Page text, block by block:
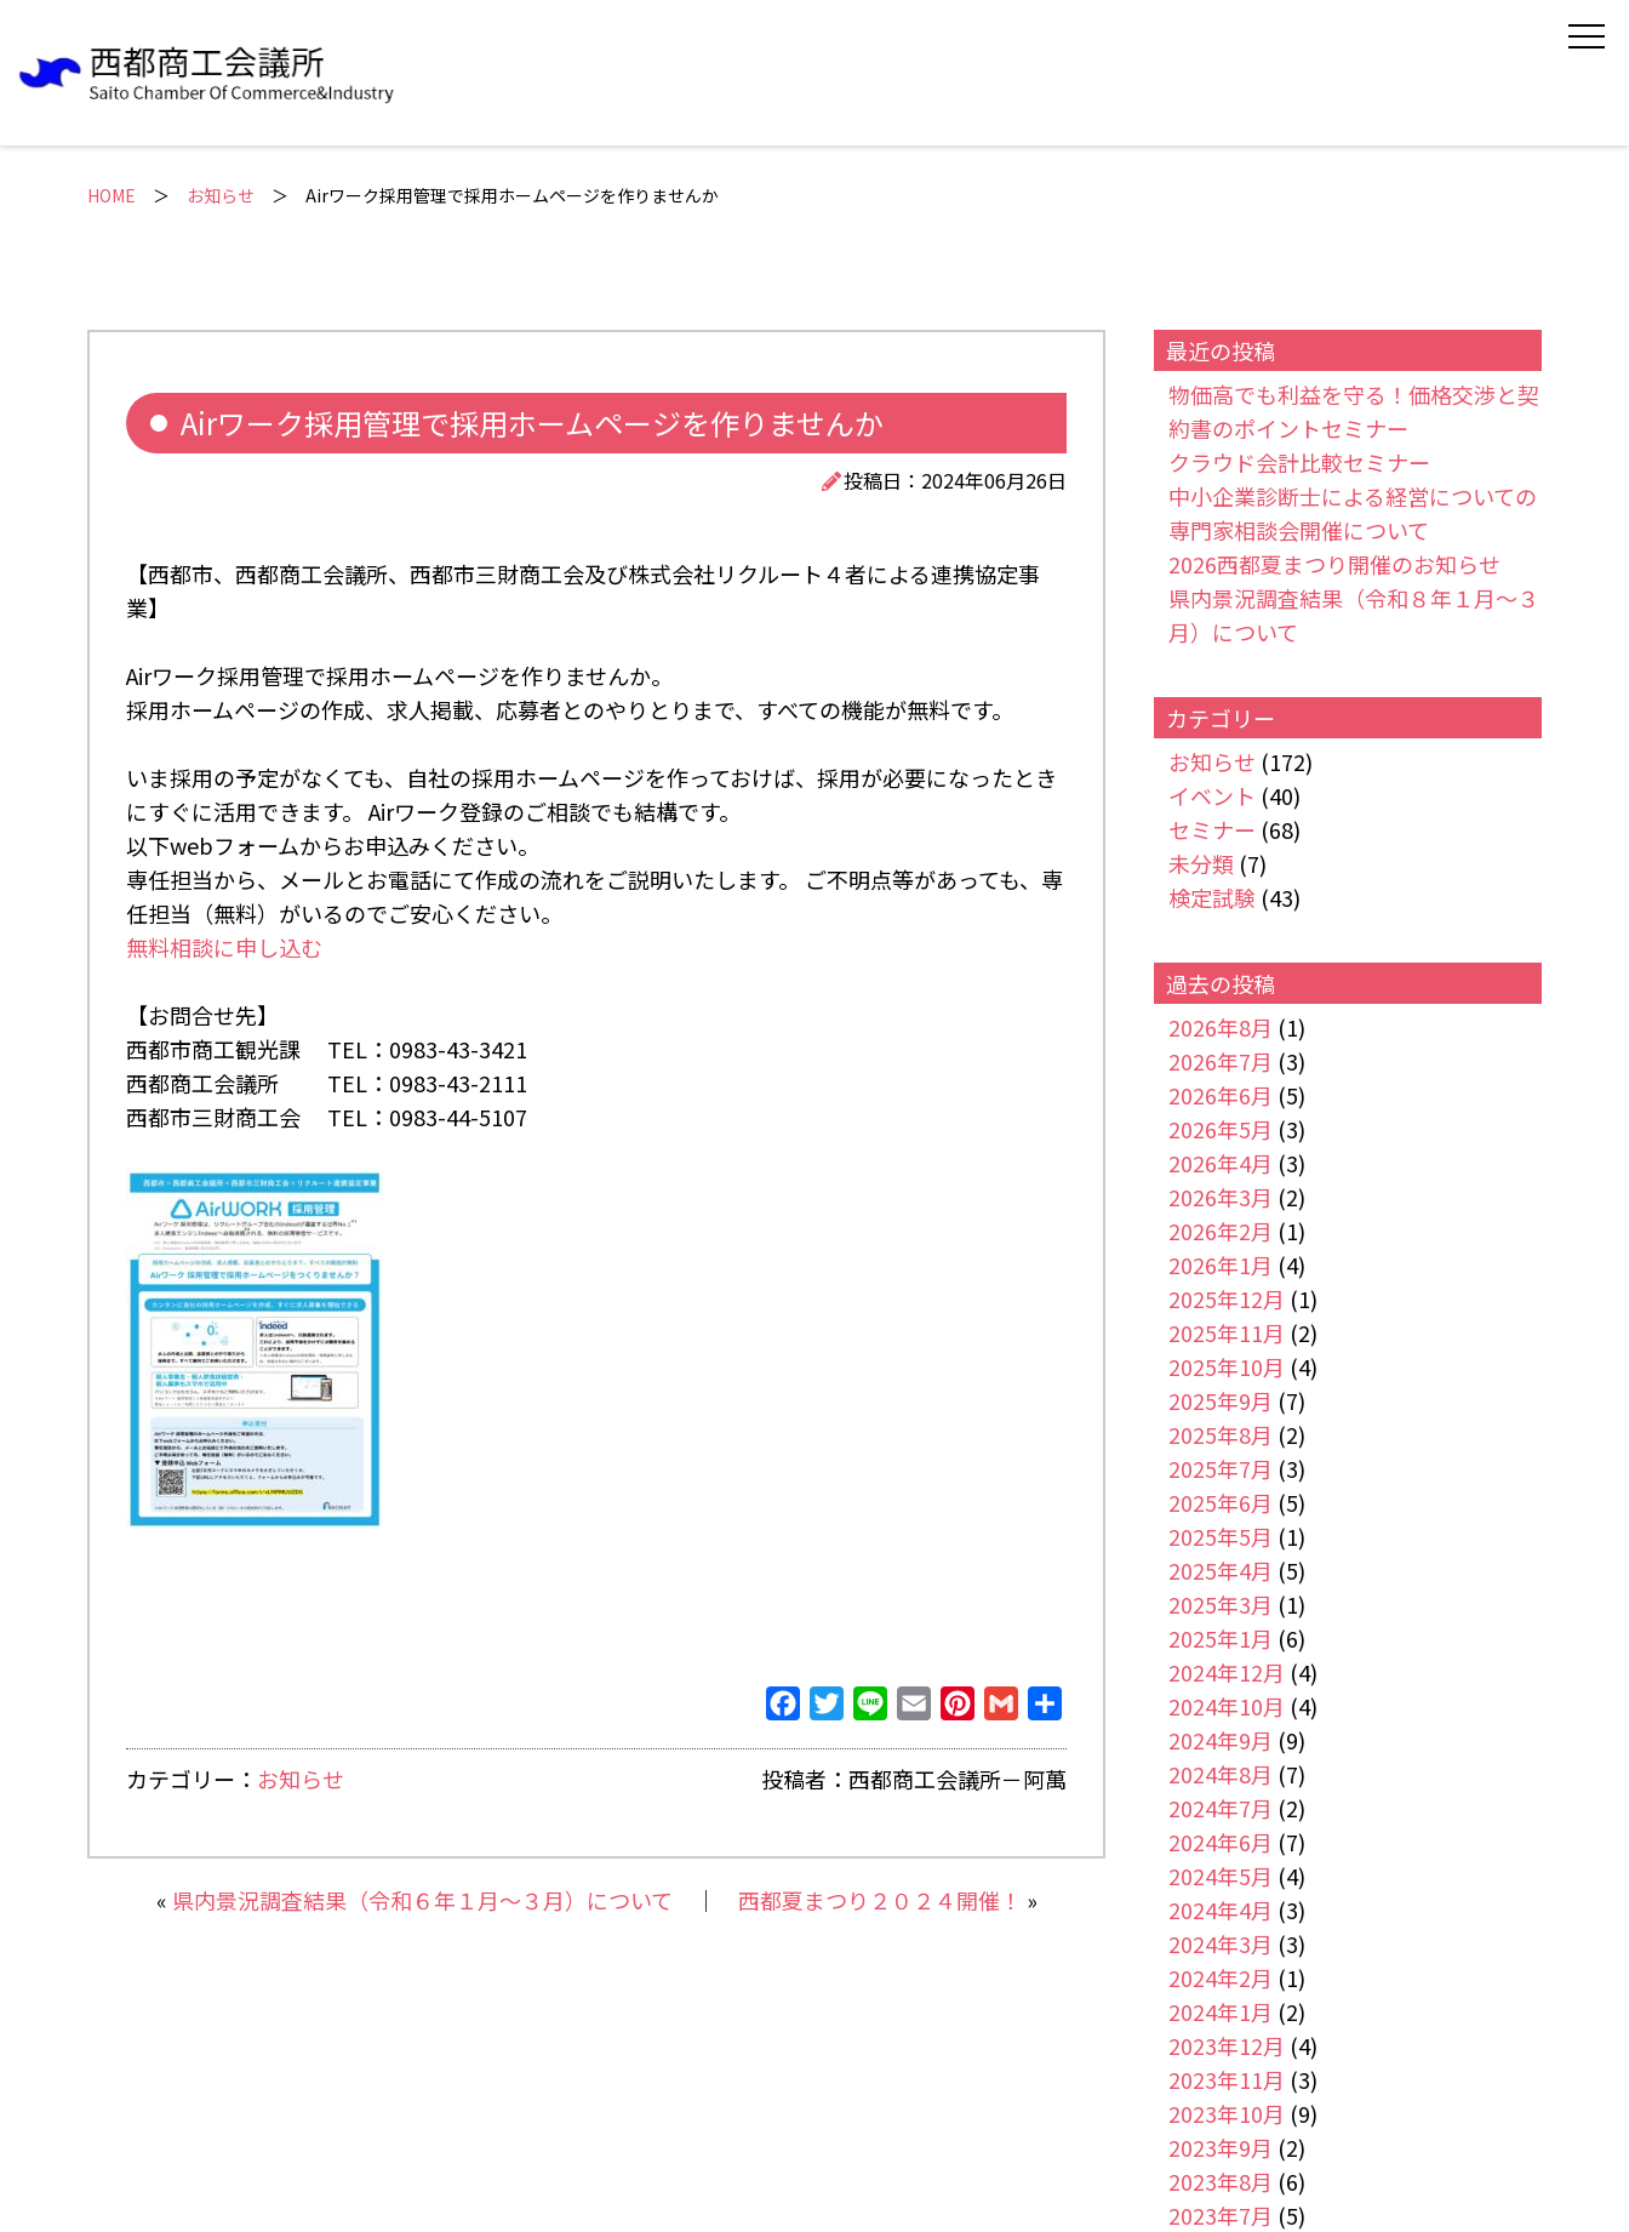
HOME ＞ お知らせ Airワーク採用管理で採用ホームページを作りませんか
Airワーク採用管理で採用ホームページを作りませんか
投稿日：2024年06月26日
【西都市、西都商工会議所、西都市三財商工会及び株式会社リクルート４者による連携協定事
業】
Airワーク採用管理で採用ホームページを作りませんか。
採用ホームページの作成、求人掲載、応募者とのやりとりまで、すべての機能が無料です。
いま採用の予定がなくても、自社の採用ホームページを作っておけば、採用が必要になったとき
にすぐに活用できます。 Airワーク登録のご相談でも結構です。
以下webフォームからお申込みください。
専任担当から、メールとお電話にて作成の流れをご説明いたします。 ご不明点等があっても、専
任担当（無料）がいるのでご安心ください。
無料相談に申し込む
【お問合せ先】
西都市商工観光課 TEL：0983-43-3421
西都商工会議所 TEL：0983-43-2111
西都市三財商工会 TEL：0983-44-5107
FacebookTwitterLine Email Pinterest
Gmail
カテゴリー： お知らせ 投稿者：西都商工会議所－阿萬
« 県内景況調査結果（令和６年１月～３月）について ｜ 西都夏まつり２０２４開催！ »
最近の投稿
物価高でも利益を守る！価格交渉と契
約書のポイントセミナー
クラウド会計比較セミナー
中小企業診断士による経営についての
専門家相談会開催について
2026西都夏まつり開催のお知らせ
県内景況調査結果（令和８年１月～３
月）について
カテゴリー
お知らせ (172)
イベント (40)
セミナー (68)
未分類 (7)
検定試験 (43)
過去の投稿
2026年8月 (1)
2026年7月 (3)
2026年6月 (5)
2026年5月 (3)
2026年4月 (3)
2026年3月 (2)
2026年2月 (1)
2026年1月 (4)
2025年12月 (1)
2025年11月 (2)
2025年10月 (4)
2025年9月 (7)
2025年8月 (2)
2025年7月 (3)
2025年6月 (5)
2025年5月 (1)
2025年4月 (5)
2025年3月 (1)
2025年1月 (6)
2024年12月 (4)
2024年10月 (4)
2024年9月 (9)
2024年8月 (7)
2024年7月 (2)
2024年6月 (7)
2024年5月 (4)
2024年4月 (3)
2024年3月 (3)
2024年2月 (1)
2024年1月 (2)
2023年12月 (4)
2023年11月 (3)
2023年10月 (9)
2023年9月 (2)
2023年8月 (6)
2023年7月 (5)